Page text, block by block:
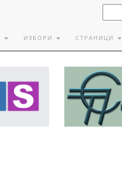
ИЗБОРИ СТРАНИЦИ